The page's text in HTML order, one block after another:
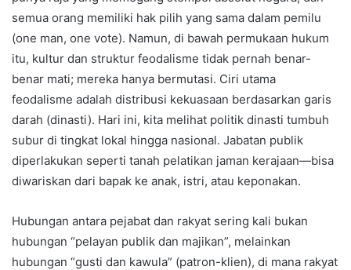
semua orang memiliki hak pilih yang sama dalam pemilu
(one man, one vote). Namun, di bawah permukaan hukum
itu, kultur dan struktur feodalisme tidak pernah benar-
benar mati; mereka hanya bermutasi. Ciri utama
feodalisme adalah distribusi kekuasaan berdasarkan garis
darah (dinasti). Hari ini, kita melihat politik dinasti tumbuh
subur di tingkat lokal hingga nasional. Jabatan publik
diperlakukan seperti tanah pelatikan jaman kerajaan—bisa
diwariskan dari bapak ke anak, istri, atau keponakan.
Hubungan antara pejabat dan rakyat sering kali bukan
hubungan “pelayan publik dan majikan”, melainkan
hubungan “gusti dan kawula” (patron-klien), di mana rakyat